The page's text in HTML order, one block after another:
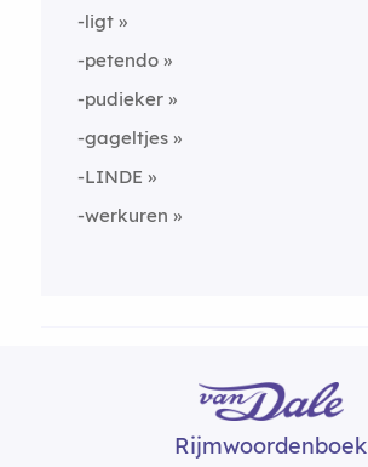
-ligt
-petendo
-pudieker
-gageltjes
-LINDE
-werkuren
Rijmwoordenboek